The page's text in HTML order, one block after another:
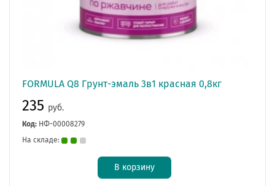
FORMULA Q8 Грунт-эмаль 3в1 красная 0,8кг
235 руб.
Код: НФ-00008279
На складе:
В корзину